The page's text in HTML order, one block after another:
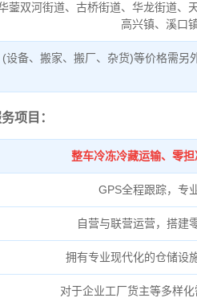
蓥双河街道、古桥街道、华龙街道、
高兴镇、溪口
(设备、搬家、搬厂、杂货)等价格需另
项目：
整车冷冻冷藏运输、零
GPS全程跟踪，专
自营与联营运营，搭建
拥有专业现代化的仓储设
对于企业工厂货主等多样